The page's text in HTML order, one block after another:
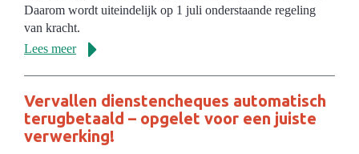
Daarom wordt uiteindelijk op 1 juli onderstaande regeling
van kracht.
Lees meer
Vervallen dienstencheques automatisch
terugbetaald – opgelet voor een juiste
verwerking!